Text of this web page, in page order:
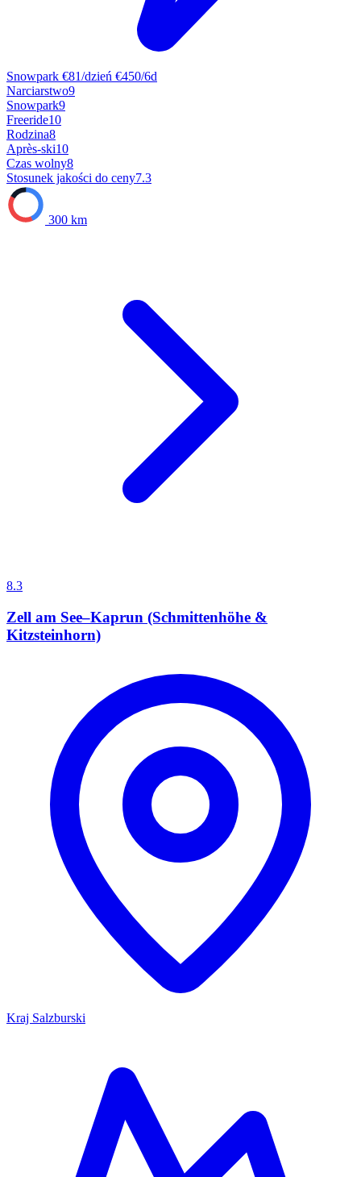
Snowpark €81/dzień €450/6d
Narciarstwo9
Snowpark9
Freeride10
Rodzina8
Après-ski10
Czas wolny8
Stosunek jakości do ceny7.3
300 km
8.3
Zell am See–Kaprun (Schmittenhöhe &
Kitzsteinhorn)
Kraj Salzburski